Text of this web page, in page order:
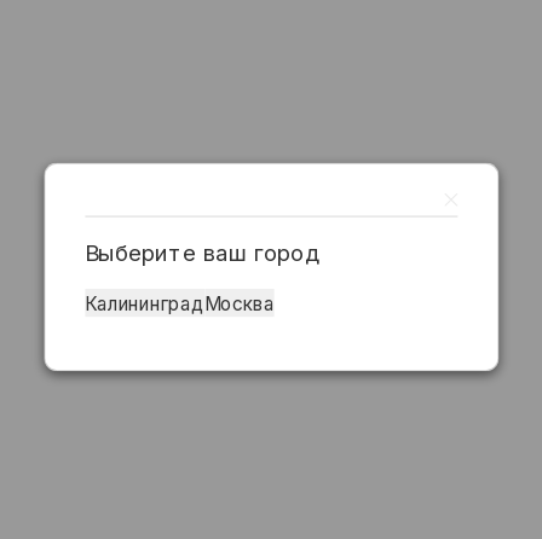
Выберите ваш город
КалининградМосква